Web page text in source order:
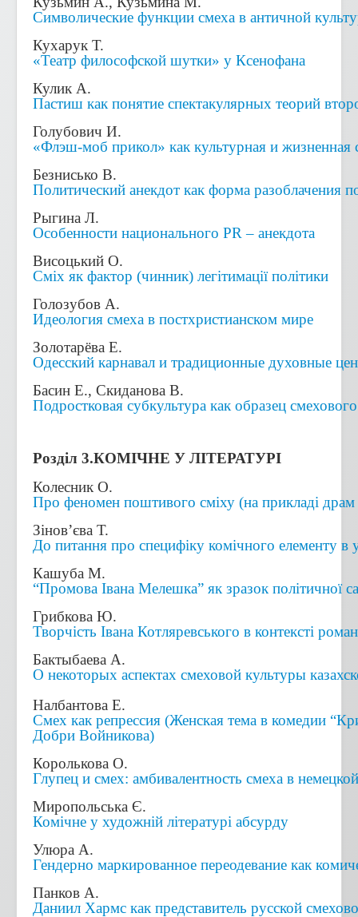
Символические функции смеха в античной
Кухарук Т.
«Театр философской шутки» у Ксенофана
Кулик А.
Пастиш как понятие спектакулярных теорий
Голубович И.
«Флэш-моб прикол» как культурная и жизненная
Безнисько В.
Политический анекдот как форма разоблачения
Рыгина Л.
Особенности национального PR – анекдота
Висоцький О.
Сміх як фактор (чинник) легітимації політики
Голозубов А.
Идеология смеха в постхристианском мире
Золотарёва Е.
Одесский карнавал и традиционные духовные
Басин Е., Скиданова В.
Подростковая субкультура как образец
Розділ 3.КОМІЧНЕ У ЛІТЕРАТУРІ
Колесник О.
Про феномен поштивого сміху (на прикладі
Зінов’єва Т.
До питання про специфіку комічного елементу в
Кашуба М.
“Промова Івана Мелешка” як зразок політичної
Грибкова Ю.
Творчість Івана Котляревського в контексті
Бактыбаева А.
О некоторых аспектах смеховой культуры
Налбантова Е.
Смех как репрессия (Женская тема в комедии
Добри Войникова)
Королькова О.
Глупец и смех: амбивалентность смеха в
Миропольська Є.
Комічне у художній літературі абсурду
Улюра А.
Гендерно маркированное переодевание как
Панков А.
Даниил Хармс как представитель русской